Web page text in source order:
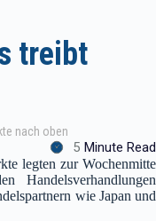
treibt
nach oben
5 Minute Read
legten zur Wochenmitte
Handelsverhandlungen
wie Japan und